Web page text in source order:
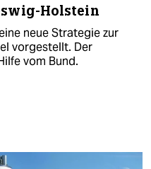
Holstein
neue Strategie zur
vorgestellt. Der
vom Bund.